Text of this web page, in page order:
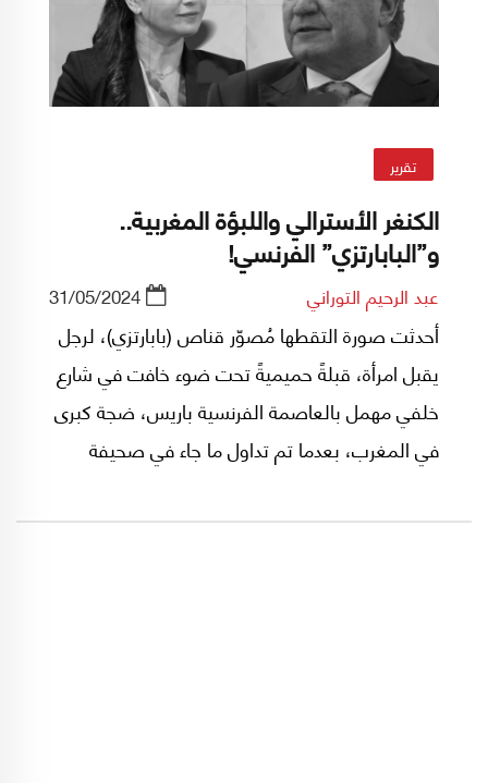
تقرير
الكنغر الأسترالي واللبؤة المغربية..
و”البابارتزي” الفرنسي!
عبد الرحيم التوراني 31/05/2024
أحدثت صورة التقطها مُصوّر قناص (بابارتزي)، لرجل
يقبل امرأة، قبلةً حميميةً تحت ضوء خافت في شارع
خلفي مهمل بالعاصمة الفرنسية باريس، ضجة كبرى
في المغرب، بعدما تم تداول ما جاء في صحيفة
اللقطة المسروقة هو الملياردير الأسترالي أندرو